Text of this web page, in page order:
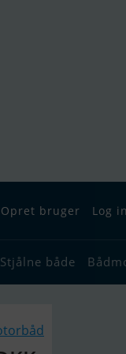
Opret bruger Log
Stjålne både